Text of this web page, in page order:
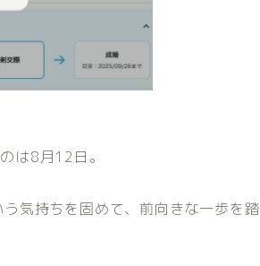
は8月12日。
う気持ちを固めて、前向きな一歩を踏